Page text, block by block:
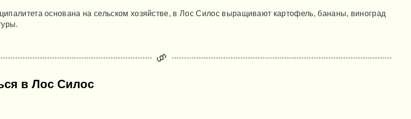
основана на сельском хозяйстве, в Лос Силос выращивают картофель, бананы, виноград
в Лос Силос